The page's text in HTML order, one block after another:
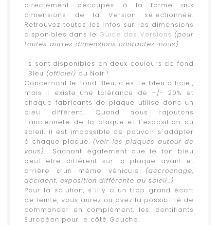
directement découpés à la forme aux
dimensions de la Version sélectionnée.
Retrouvez toutes les infos sur les dimensions
disponibles dans le Guide des Versions (pour
toutes autres dimensions contactez-nous)
Ils sont disponibles en deux couleurs de fond
: Bleu (officiel) ou Noir !
Concernant le Fond Bleu, c`est le bleu officiel,
mais il existe une tolérance de +/- 20% et
chaque fabricants de plaque utilise donc un
bleu différent. Quand nous rajoutons
l`ancienneté de la plaque et l`exposition au
soleil, il est impossible de pouvoir s`adapter
à chaque plaque. (voir les plaques autour de
vous)... Sachant également que le ton bleu
peut être différent sur la plaque avant et
arrière d’un même véhicule (accrochage,
accident, exposition différente au soleil…)
Pour la solution, s`il y a un trop grand écart
de teinte, vous aurez ou avez la possibilité de
commander en complément, les identifiants
Européen pour le côté Gauche.